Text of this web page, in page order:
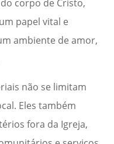
corpo de Cristo,
papel vital e
ambiente de amor,
não se limitam
Eles também
fora da Igreja,